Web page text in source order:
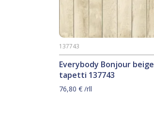
Everybody Bonjour beige
tapetti 137743
137743
76,80 € /rll